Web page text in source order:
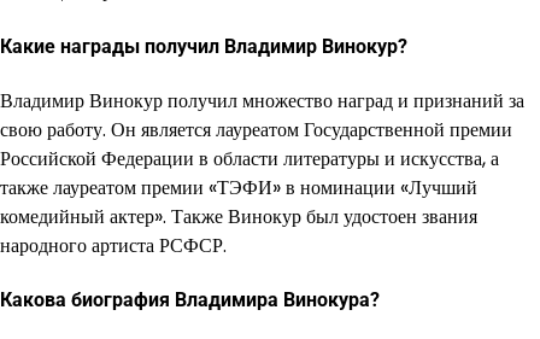
Какие награды получил Владимир Винокур?
Владимир Винокур получил множество наград и признаний за
свою работу. Он является лауреатом Государственной премии
Российской Федерации в области литературы и искусства, а
также лауреатом премии «ТЭФИ» в номинации «Лучший
комедийный актер». Также Винокур был удостоен звания
народного артиста РСФСР.
Какова биография Владимира Винокура?